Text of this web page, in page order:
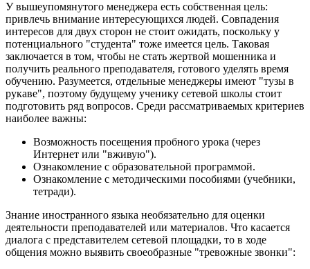
У вышеупомянутого менеджера есть собственная цель:
привлечь внимание интересующихся людей. Совпадения
интересов для двух сторон не стоит ожидать, поскольку у
потенциального "студента" тоже имеется цель. Таковая
заключается в том, чтобы не стать жертвой мошенника и
получить реального преподавателя, готового уделять время
обучению. Разумеется, отдельные менеджеры имеют "тузы в
рукаве", поэтому будущему ученику сетевой школы стоит
подготовить ряд вопросов. Среди рассматриваемых критериев
наиболее важны:
Возможность посещения пробного урока (через
Интернет или "вживую").
Ознакомление с образовательной программой.
Ознакомление с методическими пособиями (учебники,
тетради).
Знание иностранного языка необязательно для оценки
деятельности преподавателей или материалов. Что касается
диалога с представителем сетевой площадки, то в ходе
общения можно выявить своеобразные "тревожные звонки":